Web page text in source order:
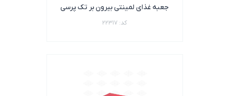
جعبه غذای لمینتی بیرون بر تک پرسی
کد: 22317